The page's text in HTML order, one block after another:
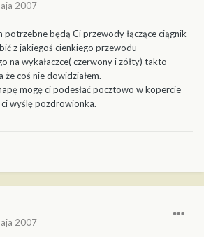
2007
potrzebne będą Ci przewody łączące ciągnik
z jakiegoś cienkiego przewodu
na wykałaczce( czerwony i zółty) takto
coś nie dowidziałem.
mogę ci podesłać pocztowo w kopercie
wyślę pozdrowionka.
2007